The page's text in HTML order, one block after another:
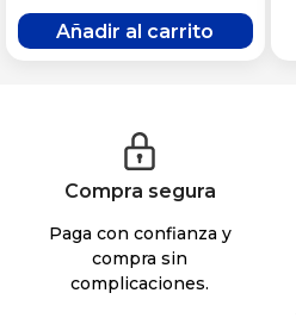
Compra segura
Paga con confianza y
compra sin
complicaciones.